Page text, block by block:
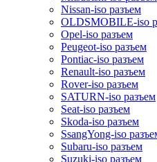
Nissan-iso разъем
OLDSMOBILE-iso
Opel-iso разъем
Peugeot-iso разъем
Pontiac-iso разъем
Renault-iso разъем
Rover-iso разъем
SATURN-iso разъем
Seat-iso разъем
Skoda-iso разъем
SsangYong-iso
Subaru-iso разъем
Suzuki-iso разъем